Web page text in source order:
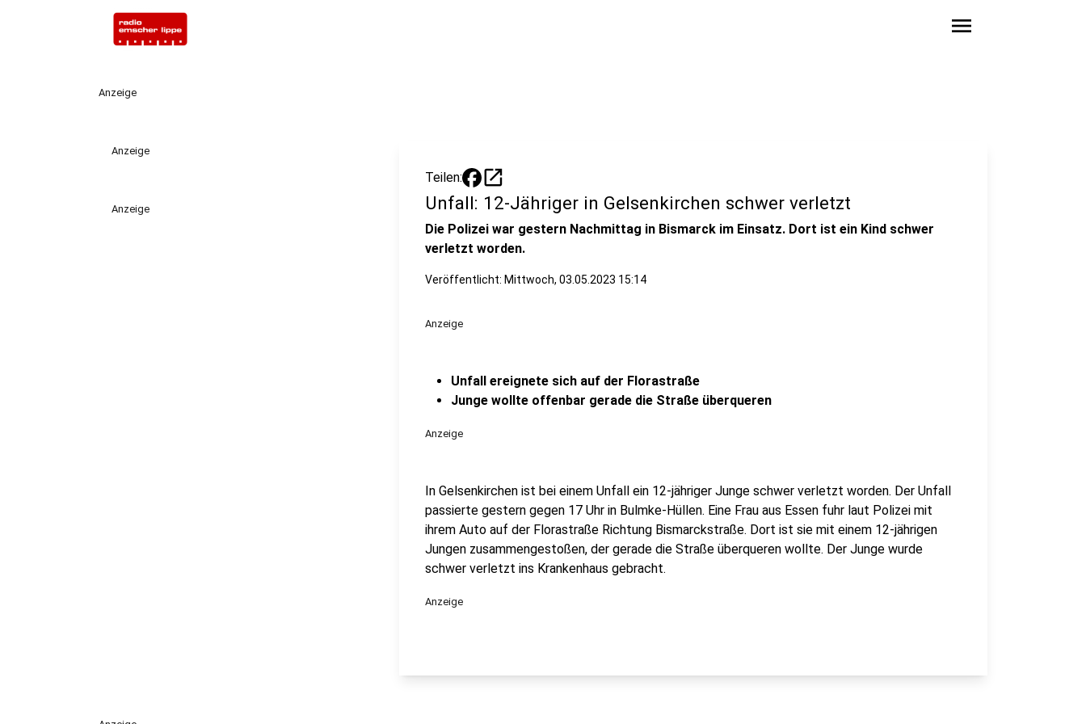
menu
Anzeige
Anzeige
Anzeige
Teilen: open_in_new
Unfall: 12-Jähriger in Gelsenkirchen schwer verletzt
Die Polizei war gestern Nachmittag in Bismarck im Einsatz. Dort ist ein Kind schwer
verletzt worden.
Veröffentlicht: Mittwoch, 03.05.2023 15:14
Anzeige
Unfall ereignete sich auf der Florastraße
Junge wollte offenbar gerade die Straße überqueren
Anzeige
In Gelsenkirchen ist bei einem Unfall ein 12-jähriger Junge schwer verletzt worden. Der Unfall
passierte gestern gegen 17 Uhr in Bulmke-Hüllen. Eine Frau aus Essen fuhr laut Polizei mit
ihrem Auto auf der Florastraße Richtung Bismarckstraße. Dort ist sie mit einem 12-jährigen
Jungen zusammengestoßen, der gerade die Straße überqueren wollte. Der Junge wurde
schwer verletzt ins Krankenhaus gebracht.
Anzeige